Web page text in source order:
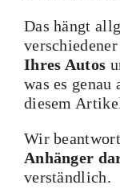
Das hängt
Ihres Autos
was es
diesem
Wir
Anhänger
verständlich.